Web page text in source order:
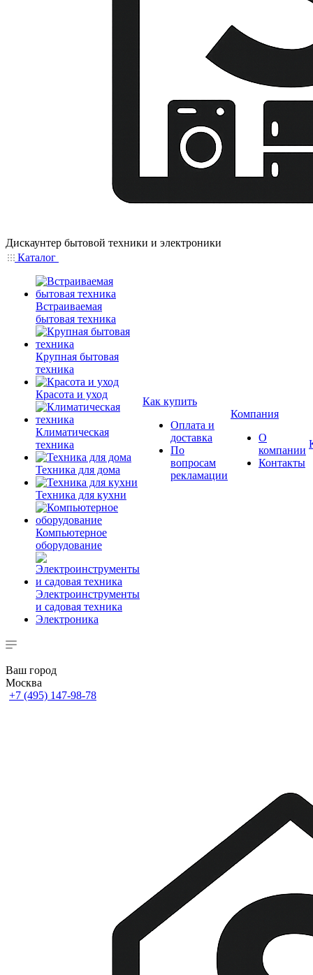
Дискаунтер бытовой техники и электроники
Каталог
Встраиваемая
бытовая техника
Крупная бытовая
техника
Красота и уход
Климатическая
техника
Техника для дома
Техника для кухни
Компьютерное
оборудование
Электроинструменты
и садовая техника
Электроника
Как купить
Оплата и
доставка
По
вопросам
рекламации
Компания
О
компании
Контакты
Ваш город
Москва
+7 (495) 147-98-78